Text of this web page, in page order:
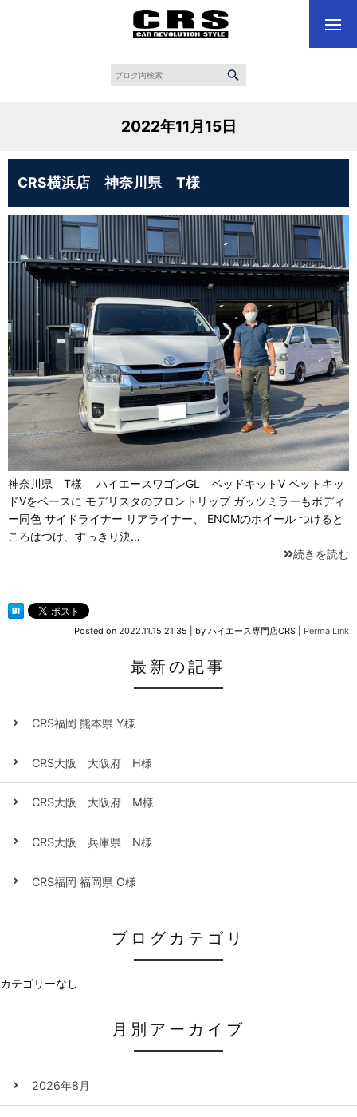
2022年11月15日
CRS横浜店 神奈川県 T様
神奈川県 T様 ハイエースワゴンGL ベッドキットⅤ ベットキッ
ドVをベースに モデリスタのフロントリップ ガッツミラーもボディ
ー同色 サイドライナー リアライナー、 ENCMのホイール つけると
ころはつけ、すっきり決…
続きを読む
Posted on 2022.11.15 21:35 by ハイエース専門店CRS Perma Link
最新の記事
CRS福岡 熊本県 Y様
CRS大阪 大阪府 H様
CRS大阪 大阪府 M様
CRS大阪 兵庫県 N様
CRS福岡 福岡県 O様
ブログカテゴリ
カテゴリーなし
月別アーカイブ
2026年8月